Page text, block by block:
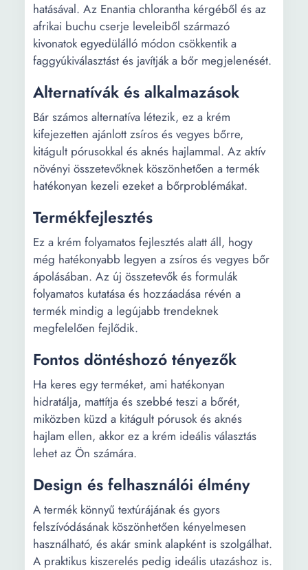
hatásával. Az Enantia chlorantha kérgéből és az
afrikai buchu cserje leveleiből származó
kivonatok egyedülálló módon csökkentik a
faggyúkiválasztást és javítják a bőr megjelenését.
Alternatívák és alkalmazások
Bár számos alternatíva létezik, ez a krém
kifejezetten ajánlott zsíros és vegyes bőrre,
kitágult pórusokkal és aknés hajlammal. Az aktív
növényi összetevőknek köszönhetően a termék
hatékonyan kezeli ezeket a bőrproblémákat.
Termékfejlesztés
Ez a krém folyamatos fejlesztés alatt áll, hogy
még hatékonyabb legyen a zsíros és vegyes bőr
ápolásában. Az új összetevők és formulák
folyamatos kutatása és hozzáadása révén a
termék mindig a legújabb trendeknek
megfelelően fejlődik.
Fontos döntéshozó tényezők
Ha keres egy terméket, ami hatékonyan
hidratálja, mattítja és szebbé teszi a bőrét,
miközben küzd a kitágult pórusok és aknés
hajlam ellen, akkor ez a krém ideális választás
lehet az Ön számára.
Design és felhasználói élmény
A termék könnyű textúrájának és gyors
felszívódásának köszönhetően kényelmesen
használható, és akár smink alapként is szolgálhat.
A praktikus kiszerelés pedig ideális utazáshoz is.